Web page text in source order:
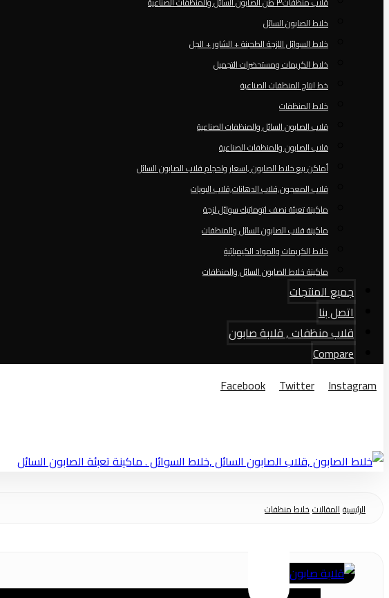
خلاط الصابون السائل
خلاط السوائل اللزجة الطحينة + الشاور + الجل
خلاط الكريمات ومستحضرات التجميل
خط انتاج المنظفات الصناعية
خلاط المنظفات
قلاب الصابون السائل والمنظفات الصناعية
قلاب الصابون والمنظفات الصناعية
أماكن بيع خلاط الصابون ,اسعار واحجام قلاب الصابون السائل
قلاب المعجون,قلاب الدهانات,قلاب البويات
ماكينة تعبئة نصف اتوماتيك سوائل لزجة
ماكينة قلاب الصابون السائل والمنظفات
خلاط الكريمات والمواد الكيميائية
ماكينة خلاط الصابون السائل والمنظفات
جميع المنتجات
اتصل بنا
قلاب منظفات , قلابة صابون
Compare
Facebook
Twitter
Instagram
الرئيسيةالمقالاتخلاط منظفات